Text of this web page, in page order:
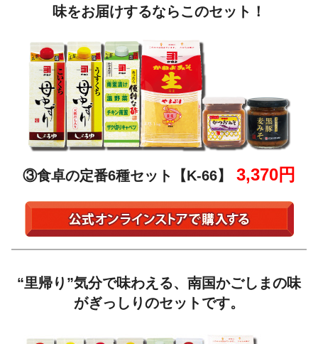
味をお届けするならこのセット！
③食卓の定番6種セット【K-66】 3,370円
“里帰り”気分で味わえる、南国かごしまの味
がぎっしりのセットです。